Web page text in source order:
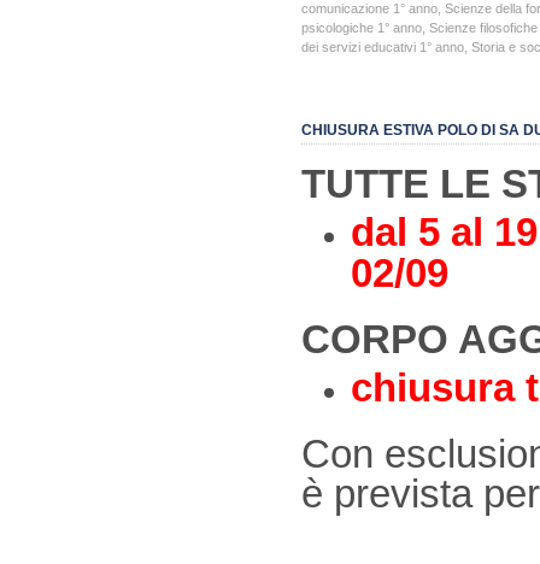
comunicazione 1° anno Scienze della
psicologiche 1° anno Scienze
dei servizi educativi 1° anno Storia e
CHIUSURA ESTIVA POLO DI SA
TUTTE LE
dal 5 al
02/09
CORPO
chiusura
Con
è prevista